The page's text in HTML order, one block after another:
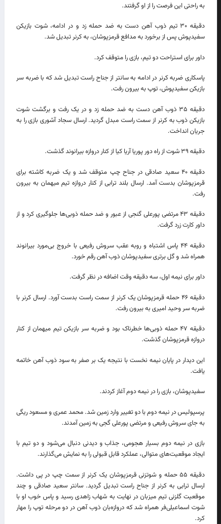
به راحتی این فرصت را از او گرفتند.
دقیقه ۳۰ تیم ذوب آهن دست به ضد حمله زد و در ادامه، شوت بازیکن
سفیدپوش پس از برخورد به مدافع قرمزپوشان، به کرنر تبدیل شد.
داور برای استراحت دو تیم، بازی را متوقف کرد.
پاسکاری ضربه کرنر در ادامه به سانتر از جناح راست تبدیل شد که با ضربه سر
بازیکن سفیدپوش، توپ به بیرون رفت.
دقیقه ۳۵ ذوب آهن دست به ضد حمله زد و در یک رفت و برگشت شوت
بازیکن ذوب به کرنر از سمت راست مبدل گردید. ارسال سجاد آشوری بازی را به
جریان انداخت.
دقیقه ۳۹ شوت از راه دور پوریا آریا کیا از کنار دروازه بیرانوند گذشت.
دقیقه ۴۰ سعید صادقی در جناح چپ متوقف شد و یک ضربه کاشته برای
قرمزپوشان بدست آمد. ارسال بلند ترابی از کنار دروازه تیم میهمان به بیرون
رفت.
دقیقه ۴۳ مرتضی پورعلی گنجی از عبور و ضد حمله ذوبی‌ها جلوگیری کرد و از
داور کارت زرد گرفت.
دقیقه ۴۴ پاس اشتباه و روبه عقب سروش رفیعی با خروج بی‌مورد بیرانوند
همراه شد و گل برتری سفیدپوشان ذوب آهن رقم خورد.
داور برای نیمه اول، سه دقیقه وقت اضافه در نظر گرفت.
دقیقه ۴۶ حمله قرمزپوشان یک کرنر از سمت راست بدست آورد. ارسال کرنر با
ضربه سر وحید امیری به بیرون رفت.
دقیقه ۴۷ حمله ذوبی‌ها خطرناک بود و ضربه سر بازیکن تیم میهمان از کنار
دروازه قرمزپوشان گذشت.
این دیدار در پایان نیمه نخست با نتیجه یک بر صفر به سود ذوب آهن خاتمه
یافت.
سفیدپوشان، بازی را در نیمه دوم آغاز کردند.
پرسپولیس در نیمه دوم با دو تغییر وارد زمین شد. محمد عمری و مسعود ریگی
به جای سروش رفیعی و مرتضی پورعلی گجی به زمین آمدند.
بازی در نیمه دوم بسیار هجومی، جذاب و دیدنی دنبال می‌شود و دو تیم با
ایجاد موقعیت‌های متوالی، عملکرد قابل قبولی را به نمایش می‌گذارند.
دقیقه ۵۵ حمله و شوتزنی قرمزپوشان یک کرنر از سمت چپ در پی داشت.
ارسال ترابی به کرنر از جناح راست تبدیل گردید. سانتر سعید صادقی و چند
موقعیت گلزنی تیم میزبان در نهایت به شهاب زاهدی رسید و پاس خوب او با
شوت اسماعیلی‌فر همراه شد که دروازه‌بان ذوب آهن در دو مرحله توپ را مهار
کرد.